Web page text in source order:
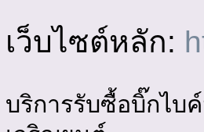
เว็บไซต์หลัก:
บริการรับซื้อบิ๊กไบ